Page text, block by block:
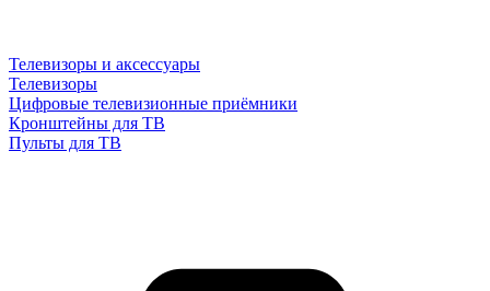
Телевизоры и аксессуары
Телевизоры
Цифровые телевизионные приёмники
Кронштейны для ТВ
Пульты для ТВ